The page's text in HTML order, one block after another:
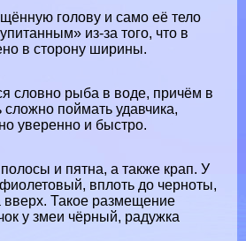
голову и само её тело
из-за того, что в
в сторону ширины.
словно рыба в воде, причём в
поймать удавчика,
уверенно и быстро.
и пятна, а также крап. У
вплоть до черноты,
вверх. Такое размещение
у змеи чёрный, радужка